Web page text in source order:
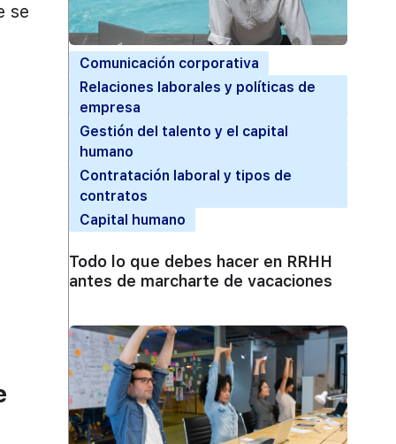
se
Comunicación corporativa
Relaciones laborales y políticas de
empresa
Gestión del talento y el capital
humano
Contratación laboral y tipos de
contratos
Capital humano
Todo lo que debes hacer en RRHH
antes de marcharte de vacaciones